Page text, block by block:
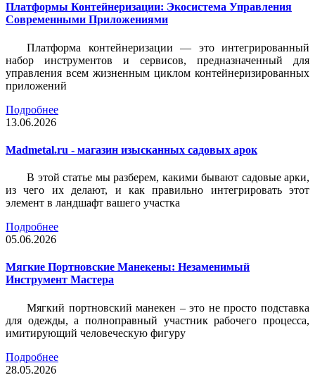
Платформы Контейнеризации: Экосистема Управления
Современными Приложениями
Платформа контейнеризации — это интегрированный
набор инструментов и сервисов, предназначенный для
управления всем жизненным циклом контейнеризированных
приложений
Подробнее
13.06.2026
Madmetal.ru - магазин изысканных садовых арок
В этой статье мы разберем, какими бывают садовые арки,
из чего их делают, и как правильно интегрировать этот
элемент в ландшафт вашего участка
Подробнее
05.06.2026
Мягкие Портновские Манекены: Незаменимый
Инструмент Мастера
Мягкий портновский манекен – это не просто подставка
для одежды, а полноправный участник рабочего процесса,
имитирующий человеческую фигуру
Подробнее
28.05.2026